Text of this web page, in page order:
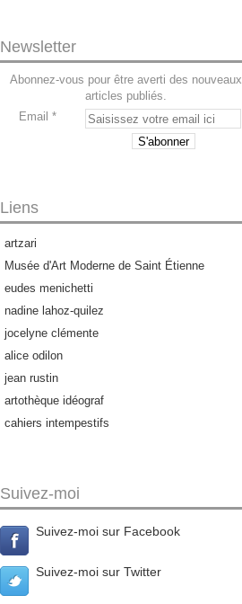
Newsletter
Abonnez-vous pour être averti des nouveaux
articles publiés.
Email
Liens
artzari
Musée d'Art Moderne de Saint Étienne
eudes menichetti
nadine lahoz-quilez
jocelyne clémente
alice odilon
jean rustin
artothèque idéograf
cahiers intempestifs
Suivez-moi
Suivez-moi sur Facebook
Suivez-moi sur Twitter